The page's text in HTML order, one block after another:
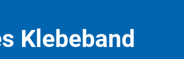
Klebeband